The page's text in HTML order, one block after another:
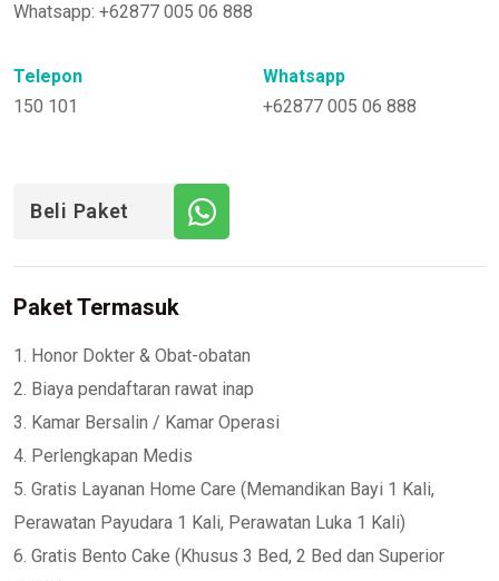
Whatsapp: +62877 005 06 888
Telepon
150 101
Whatsapp
+62877 005 06 888
Beli Paket
Paket Termasuk
1. Honor Dokter & Obat-obatan
2. Biaya pendaftaran rawat inap
3. Kamar Bersalin / Kamar Operasi
4. Perlengkapan Medis
5. Gratis Layanan Home Care (Memandikan Bayi 1 Kali,
Perawatan Payudara 1 Kali, Perawatan Luka 1 Kali)
6. Gratis Bento Cake (Khusus 3 Bed, 2 Bed dan Superior